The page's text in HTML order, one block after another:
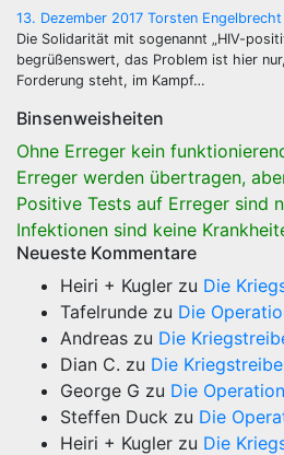
13. Dezember 2017 Torsten Engelbrecht
Die Solidarität mit sogenannt „HIV-
begrüßenswert, das Problem ist hier
Forderung steht, im Kampf…
Binsenweisheiten
Ohne Erreger kein
Erreger werden übertragen,
Positive Tests auf Erreger sind
Infektionen sind keine
Neueste Kommentare
Heiri + Kugler zu Die
Tafelrunde zu Die
Andreas zu Die
Dian C. zu Die
George G zu Die
Steffen Duck zu Die
Heiri + Kugler zu Die